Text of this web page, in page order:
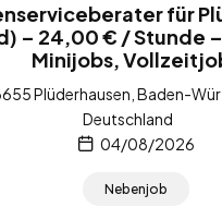
für
– 24,00 € / Stunde
Minijobs,
Plüderhausen, Baden-
Deutschland
04/08/2026
Nebenjob